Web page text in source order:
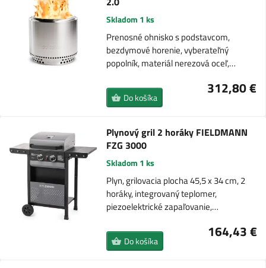
Skladom 1 ks
Prenosné ohnisko s podstavcom,
bezdymové horenie, vyberateľný
popolník, materiál nerezová oceľ,…
312,80 €
Do košíka
Plynový gril 2 horáky FIELDMANN
FZG 3000
Skladom 1 ks
Plyn, grilovacia plocha 45,5 x 34 cm, 2
horáky, integrovaný teplomer,
piezoelektrické zapaľovanie,…
164,43 €
Do košíka